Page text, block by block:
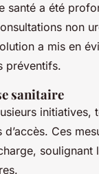
santé a été
non
a mis en
préventifs.
sanitaire
Ces
soulignant